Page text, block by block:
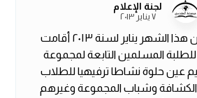
لجنة الإعلام
٧ يناير ٢٠١٣
بتاريخ السادس من هذا الشهر يناير لسنة ٢٠١٣ أقامت
المسلمين التابعة لمجموعة
عين حلوة نشاطا ترفيهيا للطلاب
وشباب المجموعة وغيرهم